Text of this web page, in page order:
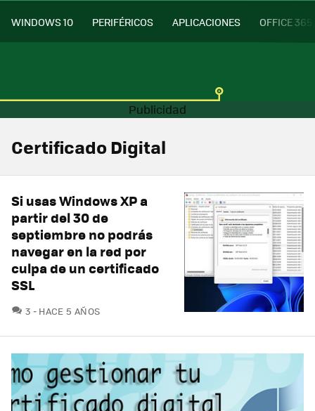
WINDOWS 10 PERIFÉRICOS APLICACIONES OFFICE 365
Certificado Digital
Si usas Windows XP a
partir del 30 de
septiembre no podrás
navegar en la red por
culpa de un certificado
SSL
3 COMENTARIOS
HACE 5 AÑOS